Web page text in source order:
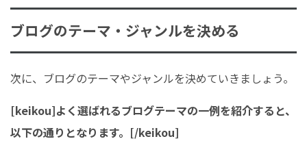
ブログのテーマ・ジャンルを決める
次に、ブログのテーマやジャンルを決めていきましょう。
[keikou]よく選ばれるブログテーマの一例を紹介すると、
以下の通りとなります。[/keikou]